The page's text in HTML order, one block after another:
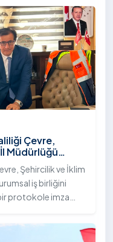
tamamlandı.
Çevre,
Müdürlüğü
Şehircilik ve İklim
iş birliğini
protokole imza